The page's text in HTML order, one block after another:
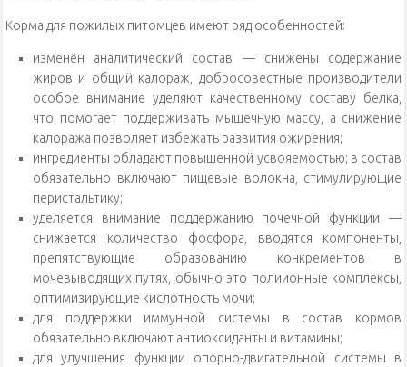
Корма для пожилых питомцев имеют ряд особенностей:
изменён аналитический состав — снижены содержание
жиров и общий калораж, добросовестные производители
особое внимание уделяют качественному составу белка,
что помогает поддерживать мышечную массу, а снижение
калоража позволяет избежать развития ожирения;
ингредиенты обладают повышенной усвояемостью; в состав
обязательно включают пищевые волокна, стимулирующие
перистальтику;
уделяется внимание поддержанию почечной функции —
снижается количество фосфора, вводятся компоненты,
препятствующие образованию конкрементов в
мочевыводящих путях, обычно это полиионные комплексы,
оптимизирующие кислотность мочи;
для поддержки иммунной системы в состав кормов
обязательно включают антиоксиданты и витамины;
для улучшения функции опорно-двигательной системы в